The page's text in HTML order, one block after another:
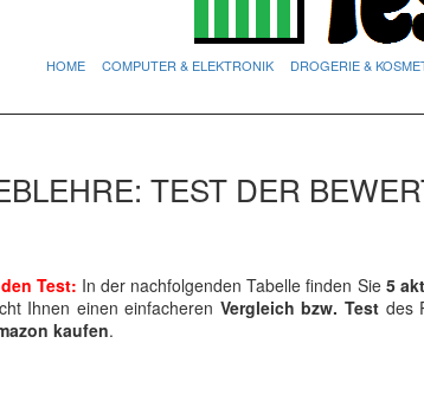
HOME COMPUTER & ELEKTRONIK DROGERIE &
TEST DER
Test: In der nachfolgenden Tabelle finden Sie5
Ihnen einen einfacheren Vergleich bzw. Testdes
kaufen.